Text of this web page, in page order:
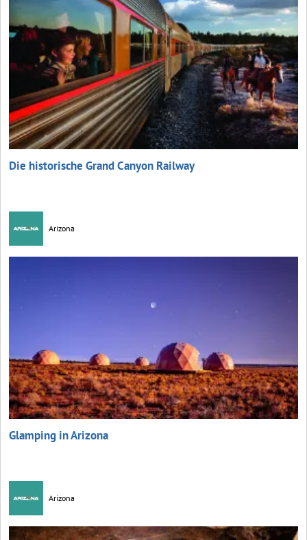
Die historische Grand Canyon Railway
Arizona
Glamping in Arizona
Arizona